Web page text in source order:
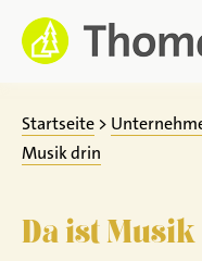
Zum
Inhalt
springen
Startseite >
Musik drin
Da ist